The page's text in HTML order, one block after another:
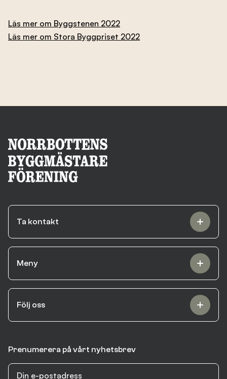
Läs mer om Byggstenen 2022
Läs mer om Stora Byggpriset 2022
Prenumerera på vårt nyhetsbrev
Ta kontakt
Meny
Följ oss